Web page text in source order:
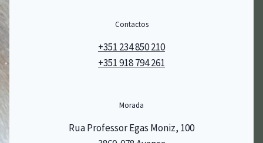
Contactos
+351 234 850 210
+351 918 794 261
Morada
Rua Professor Egas Moniz, 100